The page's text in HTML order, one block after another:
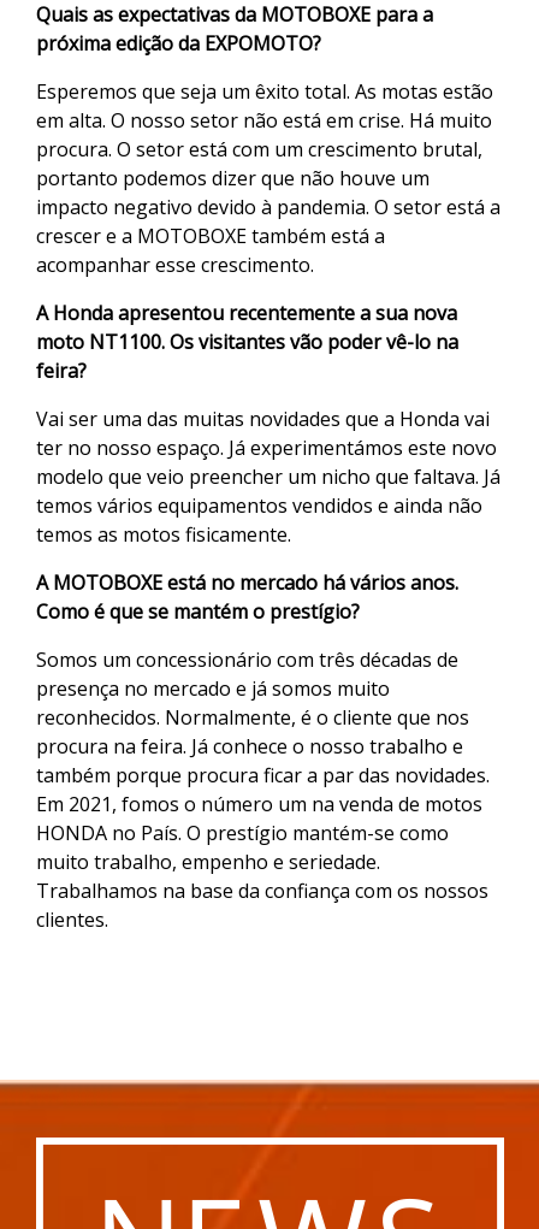
Quais as expectativas da MOTOBOXE para a
próxima edição da EXPOMOTO?
Esperemos que seja um êxito total. As motas estão
em alta. O nosso setor não está em crise. Há muito
procura. O setor está com um crescimento brutal,
portanto podemos dizer que não houve um
impacto negativo devido à pandemia. O setor está a
crescer e a MOTOBOXE também está a
acompanhar esse crescimento.
A Honda apresentou recentemente a sua nova
moto NT1100. Os visitantes vão poder vê-lo na
feira?
Vai ser uma das muitas novidades que a Honda vai
ter no nosso espaço. Já experimentámos este novo
modelo que veio preencher um nicho que faltava. Já
temos vários equipamentos vendidos e ainda não
temos as motos fisicamente.
A MOTOBOXE está no mercado há vários anos.
Como é que se mantém o prestígio?
Somos um concessionário com três décadas de
presença no mercado e já somos muito
reconhecidos. Normalmente, é o cliente que nos
procura na feira. Já conhece o nosso trabalho e
também porque procura ficar a par das novidades.
Em 2021, fomos o número um na venda de motos
HONDA no País. O prestígio mantém-se como
muito trabalho, empenho e seriedade.
Trabalhamos na base da confiança com os nossos
clientes.